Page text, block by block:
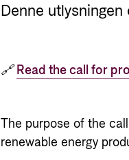
Denne
🔗Read the call for
The purpose of the
renewable energy